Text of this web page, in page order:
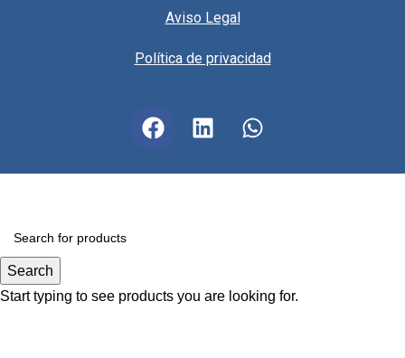
Aviso Legal
Política de privacidad
Search
Start typing to see products you are looking for.